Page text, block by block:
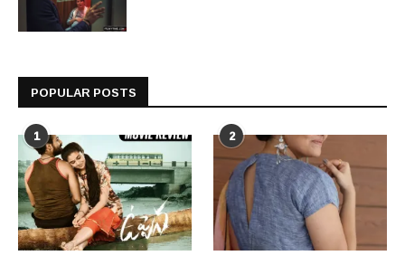
POPULAR POSTS
1 2